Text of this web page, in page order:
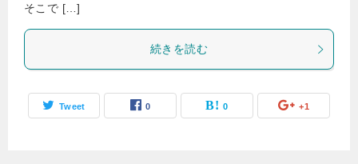
そこで […]
続きを読む
Tweet 0 0 +1